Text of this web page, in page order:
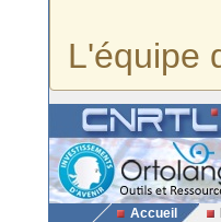
L'équipe
Accueil